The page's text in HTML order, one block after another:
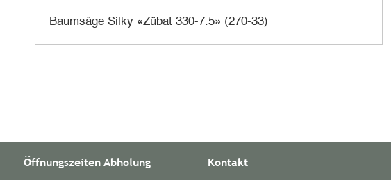
Baumsäge Silky «Zübat 330-7.5» (270-33)
Öffnungszeiten Abholung Kontakt